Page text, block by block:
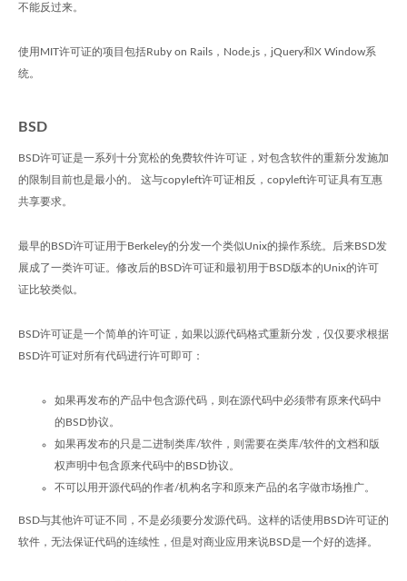
不能反过来。
使用MIT许可证的项目包括Ruby on Rails，Node.js，jQuery和X Window系
统。
BSD
BSD许可证是一系列十分宽松的免费软件许可证，对包含软件的重新分发施加
的限制目前也是最小的。 这与copyleft许可证相反，copyleft许可证具有互惠
共享要求。
最早的BSD许可证用于Berkeley的分发一个类似Unix的操作系统。后来BSD发
展成了一类许可证。修改后的BSD许可证和最初用于BSD版本的Unix的许可
证比较类似。
BSD许可证是一个简单的许可证，如果以源代码格式重新分发，仅仅要求根据
BSD许可证对所有代码进行许可即可：
如果再发布的产品中包含源代码，则在源代码中必须带有原来代码中
的BSD协议。
如果再发布的只是二进制类库/软件，则需要在类库/软件的文档和版
权声明中包含原来代码中的BSD协议。
不可以用开源代码的作者/机构名字和原来产品的名字做市场推广。
BSD与其他许可证不同，不是必须要分发源代码。这样的话使用BSD许可证的
软件，无法保证代码的连续性，但是对商业应用来说BSD是一个好的选择。